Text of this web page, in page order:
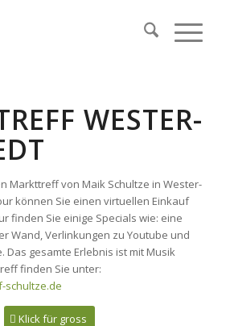
WESTER-
Markttreff von Maik Schultze in Wester-
können Sie einen virtuellen Einkauf
finden Sie einige Specials wie: eine
Wand, Verlinkungen zu Youtube und
Das gesamte Erlebnis ist mit Musik
finden Sie unter:
schultze.de
Klick für gross